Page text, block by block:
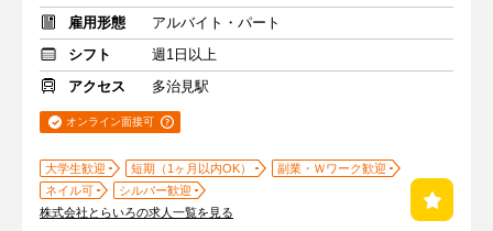
雇用形態
アルバイト・パート
シフト
週1日以上
アクセス
多治見駅
オンライン面接可
大学生歓迎 短期（1ヶ月以内OK）
副業・Ｗワーク歓迎
ネイル可
シルバー歓迎
株式会社とらいろの求人一覧を見る